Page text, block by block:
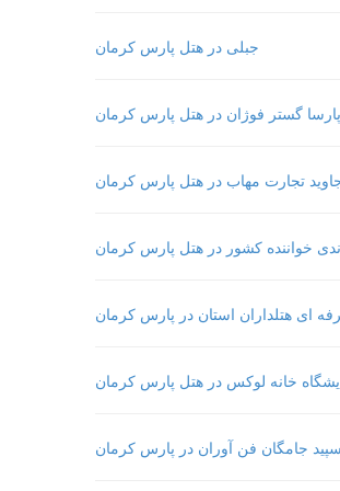
جبلی در هتل پارس کرمان
گستر فوژان در هتل پارس کرمان
تجارت مهاب در هتل پارس کرمان
خواننده کشور در هتل پارس کرمان
ای هتلداران استان در پارس کرمان
خانه لوکس در هتل پارس کرمان
جامگان فن آوران در پارس کرمان